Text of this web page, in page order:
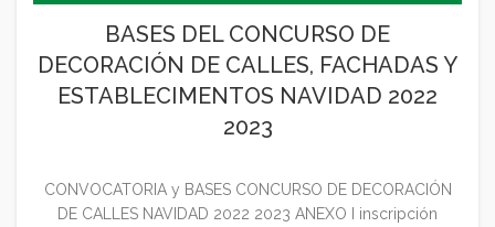
CONCEJALÍA JUVENTUD INFANCIA Y PARTICIPACIÓN
CULTURA,DEPORTES,FESTEJOS,GENERAL,
JUVENTUD - INFANCIA, SIN CATEGORÍA
BASES DEL CONCURSO DE
DECORACIÓN DE CALLES, FACHADAS Y
ESTABLECIMENTOS NAVIDAD 2022
2023
CONVOCATORIA y BASES CONCURSO DE DECORACIÓN
DE CALLES NAVIDAD 2022 2023 ANEXO I inscripción